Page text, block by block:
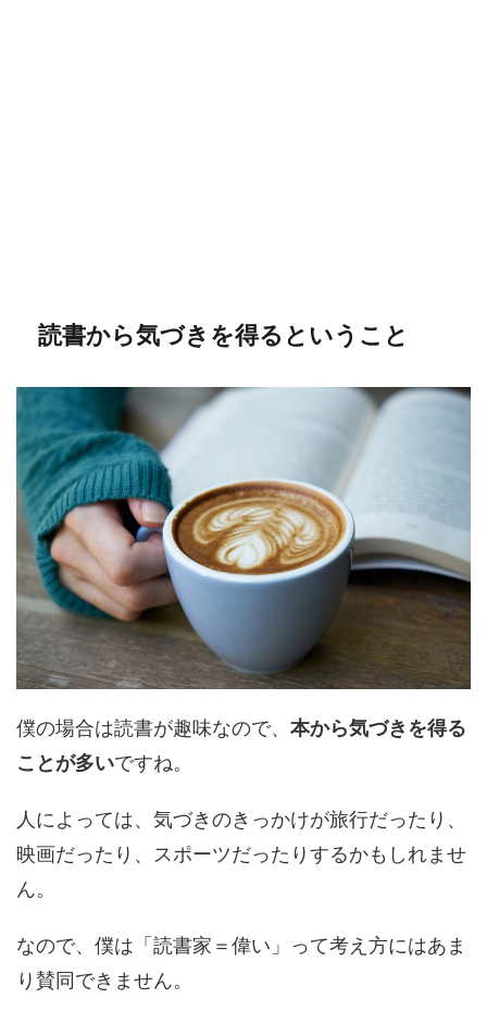
読書から気づきを得るということ
僕の場合は読書が趣味なので、 本から気づきを得る
ことが多いですね。
人によっては、気づきのきっかけが旅行だったり、
映画だったり、スポーツだったりするかもしれませ
ん。
なので、僕は「読書家＝偉い」って考え方にはあま
り賛同できません。